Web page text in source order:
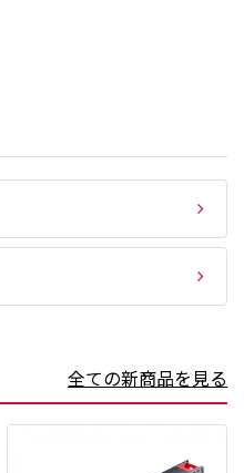
全ての新商品を見る